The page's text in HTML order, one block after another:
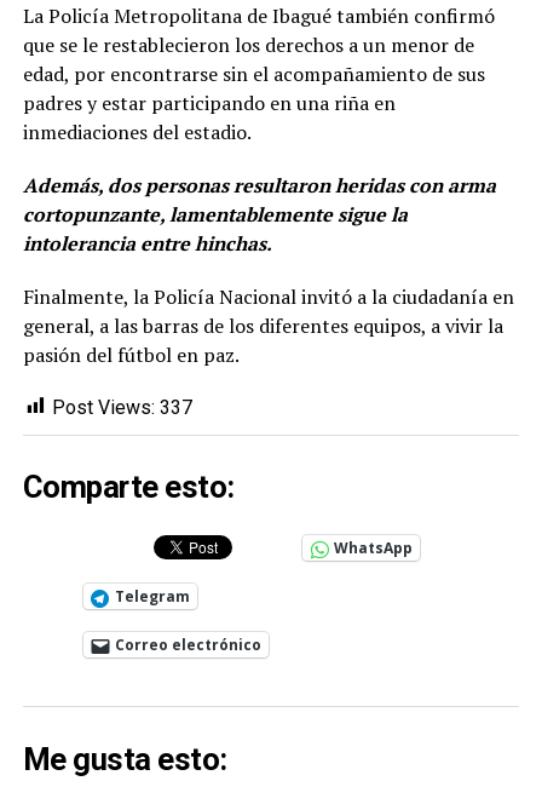
La Policía Metropolitana de Ibagué también confirmó
que se le restablecieron los derechos a un menor de
edad, por encontrarse sin el acompañamiento de sus
padres y estar participando en una riña en
inmediaciones del estadio.
Además, dos personas resultaron heridas con arma
cortopunzante, lamentablemente sigue la
intolerancia entre hinchas.
Finalmente, la Policía Nacional invitó a la ciudadanía en
general, a las barras de los diferentes equipos, a vivir la
pasión del fútbol en paz.
Post Views: 337
Comparte esto:
WhatsApp
Telegram
Correo electrónico
Me gusta esto: